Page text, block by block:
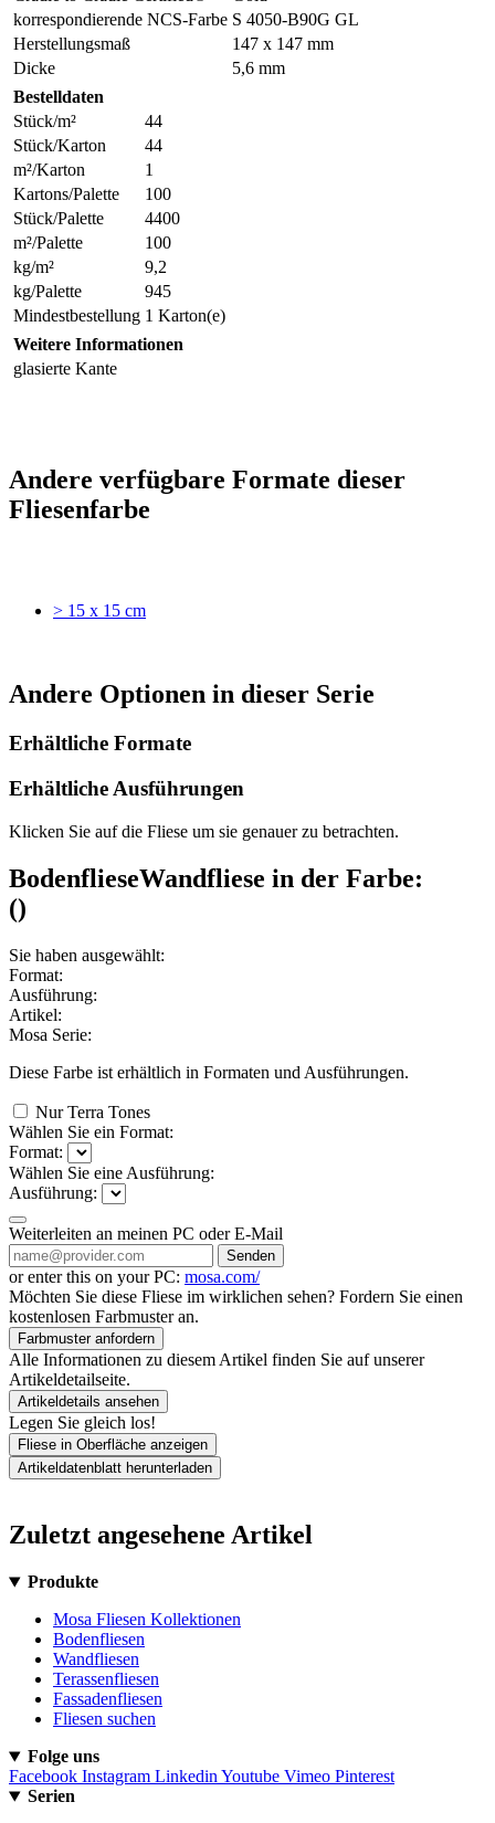
korrespondierende NCS-Farbe S 4050-B90G GL
Herstellungsmaß
147 x 147 mm
Dicke
5,6 mm
Bestelldaten
Stück/m²
44
Stück/Karton
44
m²/Karton
1
Kartons/Palette
100
Stück/Palette
4400
m²/Palette
100
kg/m²
9,2
kg/Palette
945
Mindestbestellung 1 Karton(e)
Weitere Informationen
glasierte Kante
Andere verfügbare Formate dieser
Fliesenfarbe
> 15 x 15 cm
Andere Optionen in dieser Serie
Erhältliche Formate
Erhältliche Ausführungen
Klicken Sie auf die Fliese um sie genauer zu betrachten.
BodenflieseWandfliese in der Farbe:
()
Sie haben ausgewählt:
Format:
Ausführung:
Artikel:
Mosa Serie:
Diese Farbe ist erhältlich in Formaten und Ausführungen.
Nur Terra Tones
Wählen Sie ein Format:
Format:
Wählen Sie eine Ausführung:
Ausführung:
Weiterleiten an meinen PC oder E-Mail
Senden
or enter this on your PC: mosa.com/
Möchten Sie diese Fliese im wirklichen sehen? Fordern Sie einen
kostenlosen Farbmuster an.
Farbmuster anfordern
Alle Informationen zu diesem Artikel finden Sie auf unserer
Artikeldetailseite.
Artikeldetails ansehen
Legen Sie gleich los!
Fliese in Oberfläche anzeigen
Artikeldatenblatt herunterladen
Zuletzt angesehene Artikel
Produkte
Mosa Fliesen Kollektionen
Bodenfliesen
Wandfliesen
Terassenfliesen
Fassadenfliesen
Fliesen suchen
Folge uns
Facebook Instagram Linkedin Youtube Vimeo Pinterest
Serien